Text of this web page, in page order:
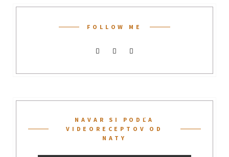
FOLLOW ME
NAVAR SI PODĽA
VIDEORECEPTOV OD
NATY